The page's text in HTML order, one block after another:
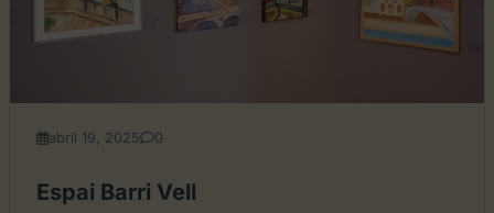
abril 19, 2025 0
Espai Barri Vell